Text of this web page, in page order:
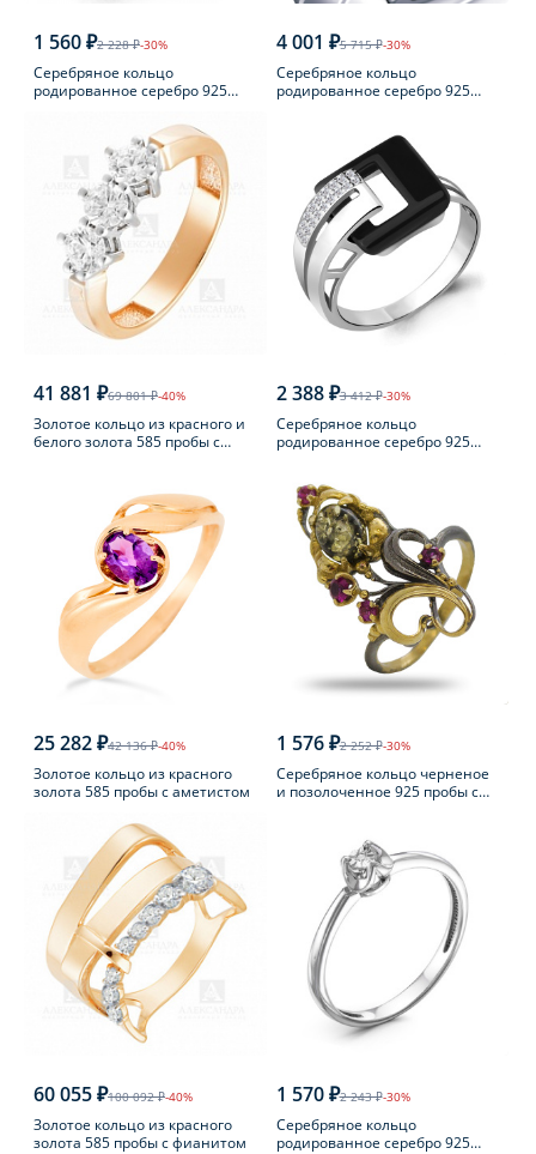
1 560 ₽2 228 ₽-30%
Серебряное кольцо
родированное серебро 925
4 001 ₽5 715 ₽-30%
Серебряное кольцо
родированное серебро 925
41 881 ₽69 801 ₽-40%
Золотое кольцо из красного и
белого золота 585 пробы с
2 388 ₽3 412 ₽-30%
Серебряное кольцо
родированное серебро 925
25 282 ₽42 136 ₽-40%
Золотое кольцо из красного
золота 585 пробы с аметистом
1 576 ₽2 252 ₽-30%
Серебряное кольцо черненое
и позолоченное 925 пробы с
60 055 ₽100 092 ₽-40%
Золотое кольцо из красного
золота 585 пробы с фианитом
1 570 ₽2 243 ₽-30%
Серебряное кольцо
родированное серебро 925